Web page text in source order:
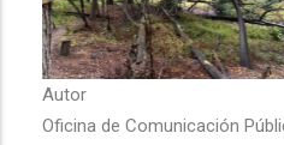
Autor
Oficina de Comunicación